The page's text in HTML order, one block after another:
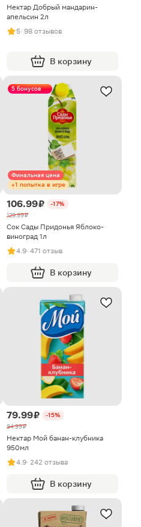
Нектар Добрый мандарин-
апельсин 2л
5· 98 отзывов
В корзину
5 бонусов
Финальная цена
+1 попытка в игре
106.99 ₽
-17%
129.99 ₽
Сок Сады Придонья Яблоко-
виноград 1л
4.9· 471 отзыв
В корзину
79.99 ₽
-15%
94.99 ₽
Нектар Мой банан-клубника
950мл
4.9· 242 отзыва
В корзину